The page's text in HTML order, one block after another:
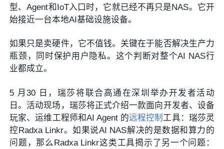
型、Agent和IoT入口时，它就已经不再只是NAS。它开
始接近一台本地AI基础设施设备。
如果只是卖硬件，它不值钱。关键在于能否解决生产力
瓶颈，同时保护用户隐私。这个判断对整个AI NAS行
业都成立。
5 月30 日，瑞莎将联合高通在深圳举办开发者活动
日。活动现场，瑞莎将正式介绍一款面向开发者、设备
玩家、运维工程师和AI Agent 的远程控制工具：瑞莎灵
控Radxa Linkr。如果说AI NAS解决的是数据和算力的
问题，那么Radxa Linkr这类工具揭示了另一个问题：